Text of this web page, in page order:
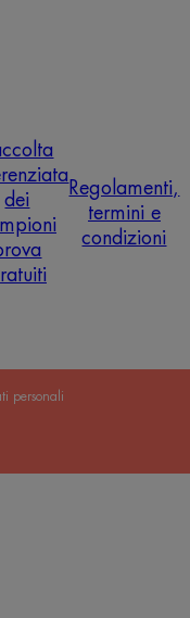
dei
Regolamenti,
termini e
condizioni
personali